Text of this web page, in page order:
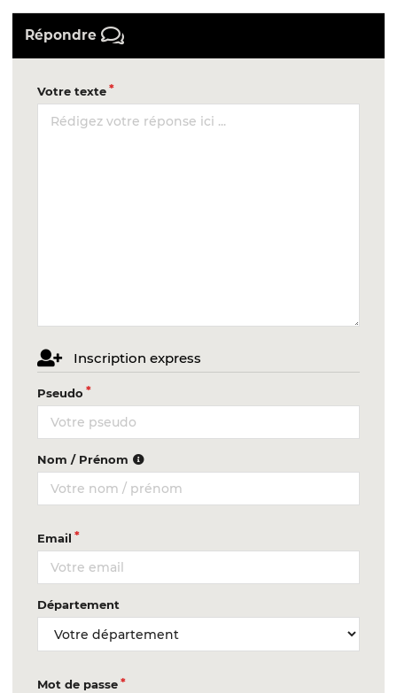
Répondre
Votre texte
Inscription express
Pseudo
Nom / Prénom
Email
Département
Mot de passe